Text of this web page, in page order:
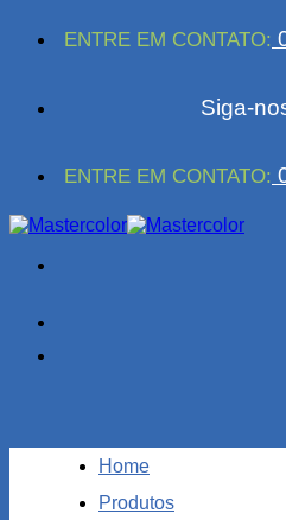
ENTRE EM CONTATO:
Siga-
ENTRE EM CONTATO:
Home
Produtos